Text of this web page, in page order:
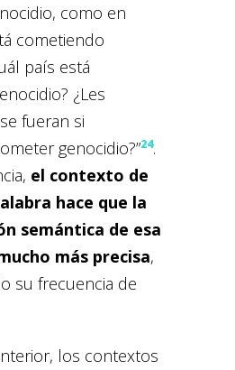
como en
cometiendo
país está
¿Les
fueran si
genocidio?”24.
el contexto de
hace que la
semántica de esa
más precisa,
su frecuencia de
los contextos